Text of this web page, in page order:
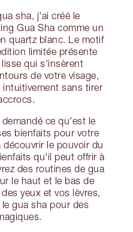
sha, j'ai créé le
Gua Sha comme un
quartz blanc. Le motif
limitée présente
qui s'insèrent
de votre visage,
sans tirer
ce qu'est le
bienfaits pour votre
découvrir le pouvoir du
qu'il peut offrir à
des routines de gua
le haut et le bas de
yeux et vos lèvres,
gua sha pour des